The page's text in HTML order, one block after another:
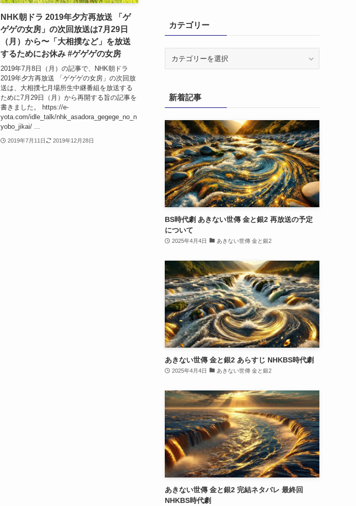
NHK朝ドラ 2019年夕方再放送 「ゲ
ゲゲの女房」の次回放送は7月29日
（月）から〜「大相撲など」を放送
するためにお休み #ゲゲゲの女房
2019年7月8日（月）の記事で、NHK朝ドラ
2019年夕方再放送 「ゲゲゲの女房」の次回放
送は、大相撲七月場所生中継番組を放送する
ために7月29日（月）から再開する旨の記事を
書きました。 https://e-
yota.com/idle_talk/nhk_asadora_gegege_no_n
yobo_jikai/ ...
2019年7月11日 2019年12月28日
カテゴリー
ー新着記事
BS時代劇 あきない世傳 金と銀2 再放送の予定
について
2025年4月4日 あきない世傳 金と銀2
あきない世傳 金と銀2 あらすじ NHKBS時代劇
2025年4月4日 あきない世傳 金と銀2
あきない世傳 金と銀2 完結ネタバレ 最終回
NHKBS時代劇